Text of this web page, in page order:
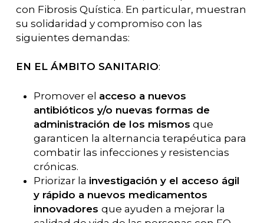
con Fibrosis Quística. En particular, muestran
su solidaridad y compromiso con las
siguientes demandas:
EN EL ÁMBITO SANITARIO:
Promover el acceso a nuevos
antibióticos y/o nuevas formas de
administración de los mismos que
garanticen la alternancia terapéutica para
combatir las infecciones y resistencias
crónicas.
Priorizar la investigación y el acceso ágil
y rápido a nuevos medicamentos
innovadores que ayuden a mejorar la